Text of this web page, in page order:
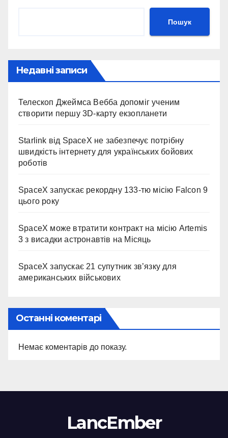
Пошук
Недавні записи
Телескоп Джеймса Вебба допоміг ученим
створити першу 3D-карту екзопланети
Starlink від SpaceX не забезпечує потрібну
швидкість інтернету для українських бойових
роботів
SpaceX запускає рекордну 133-тю місію Falcon 9
цього року
SpaceX може втратити контракт на місію Artemis
3 з висадки астронавтів на Місяць
SpaceX запускає 21 супутник зв’язку для
американських військових
Останні коментарі
Немає коментарів до показу.
LancEmber